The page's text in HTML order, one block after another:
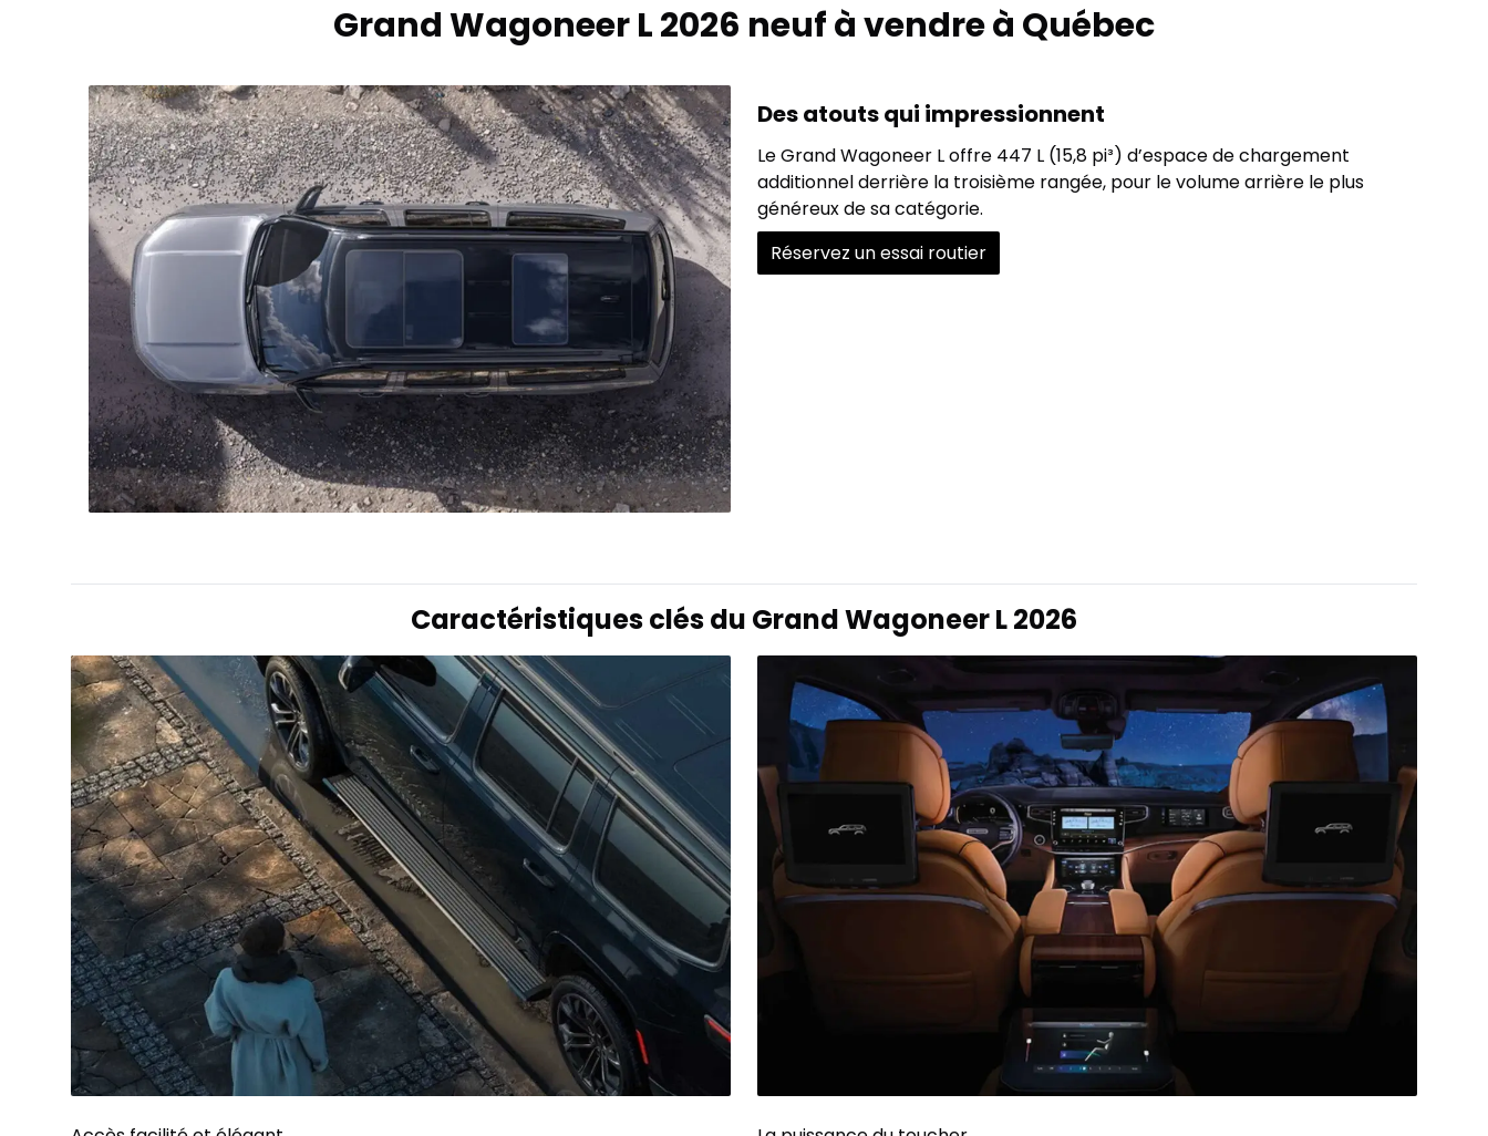
Grand Wagoneer L 2026 neuf à vendre à Québec
Des atouts qui impressionnent
Le Grand Wagoneer L offre 447 L (15,8 pi³) d’espace de chargement
additionnel derrière la troisième rangée, pour le volume arrière le plus
généreux de sa catégorie.
Réservez un essai routier
Caractéristiques clés du Grand Wagoneer L 2026